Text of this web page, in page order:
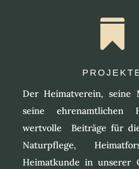

Der Heimatverein, seine
seine ehrenamtlichen
wertvolle Beiträge für
Naturpflege,
Heimatkunde in unserer